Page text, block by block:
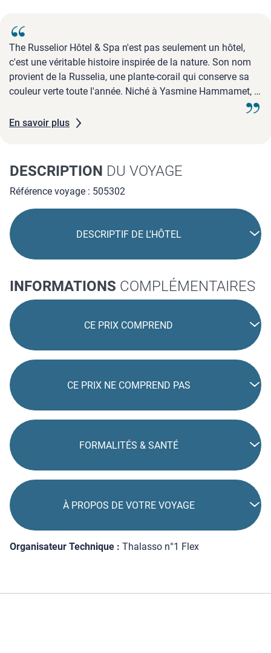
The Russelior Hôtel & Spa n'est pas seulement un hôtel,
c'est une véritable histoire inspirée de la nature. Son nom
provient de la Russelia, une plante-corail qui conserve sa
couleur verte toute l'année. Niché à Yasmine Hammamet, il
offre un cadre luxueux, familial et relaxant, idéal pour un
séjour inoubliable.
En savoir plus
DESCRIPTION DU VOYAGE
Référence voyage : 505302
DESCRIPTIF DE L'HÔTEL
INFORMATIONS COMPLÉMENTAIRES
CE PRIX COMPREND
CE PRIX NE COMPREND PAS
FORMALITÉS & SANTÉ
À PROPOS DE VOTRE VOYAGE
Organisateur Technique : Thalasso n°1 Flex